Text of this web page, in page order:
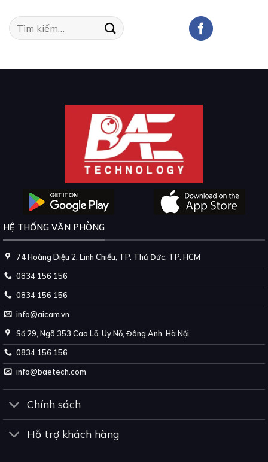
Tìm
kiếm:
HỆ THỐNG VĂN PHÒNG
74 Hoàng Diệu 2, Linh Chiểu, TP. Thủ Đức, TP. HCM
0834 156 156
0834 156 156
info@aicam.vn
Số 29, Ngõ 353 Cao Lỗ, Uy Nỗ, Đông Anh, Hà Nội
0834 156 156
info@baetech.com
Chính sách
Hỗ trợ khách hàng